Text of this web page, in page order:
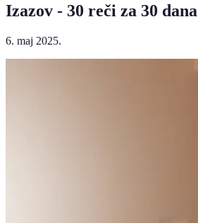
Izazov - 30 reči za 30 dana
6. maj 2025.